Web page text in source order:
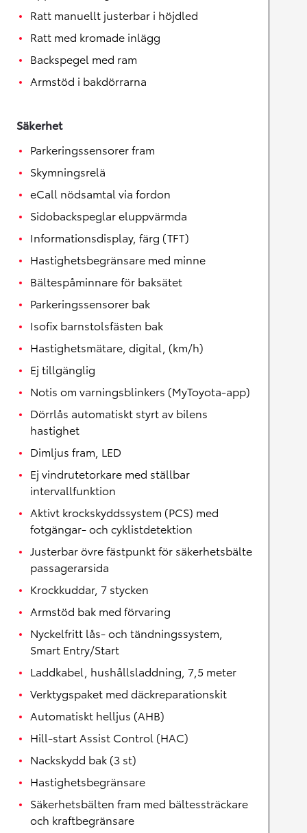
Ratt manuellt justerbar i höjdled
Ratt med kromade inlägg
Backspegel med ram
Armstöd i bakdörrarna
Säkerhet
Parkeringssensorer fram
Skymningsrelä
eCall nödsamtal via fordon
Sidobackspeglar eluppvärmda
Informationsdisplay, färg (TFT)
Hastighetsbegränsare med minne
Bältespåminnare för baksätet
Parkeringssensorer bak
Isofix barnstolsfästen bak
Hastighetsmätare, digital, (km/h)
Ej tillgänglig
Notis om varningsblinkers (MyToyota-app)
Dörrlås automatiskt styrt av bilens
hastighet
Dimljus fram, LED
Ej vindrutetorkare med ställbar
intervallfunktion
Aktivt krockskyddssystem (PCS) med
fotgängar- och cyklistdetektion
Justerbar övre fästpunkt för säkerhetsbälte
passagerarsida
Krockkuddar, 7 stycken
Armstöd bak med förvaring
Nyckelfritt lås- och tändningssystem,
Smart Entry/Start
Laddkabel, hushållsladdning, 7,5 meter
Verktygspaket med däckreparationskit
Automatiskt helljus (AHB)
Hill-start Assist Control (HAC)
Nackskydd bak (3 st)
Hastighetsbegränsare
Säkerhetsbälten fram med bältessträckare
och kraftbegränsare